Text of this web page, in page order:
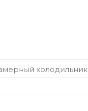
холодильник